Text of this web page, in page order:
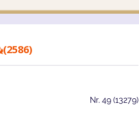
(2586)
Nr. 49 (13279)